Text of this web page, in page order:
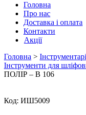
Головна
Про нас
Доставка і оплата
Контакти
Акції
Головна >
Інструменти для
ПОЛІР – B 106
Код: ИШ5009